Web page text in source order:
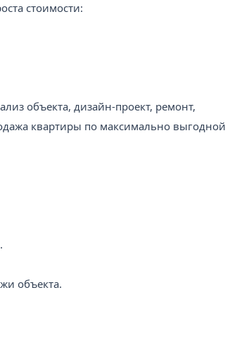
стоимости:
объекта, дизайн-проект, ремонт,
квартиры по максимально выгодной
объекта.